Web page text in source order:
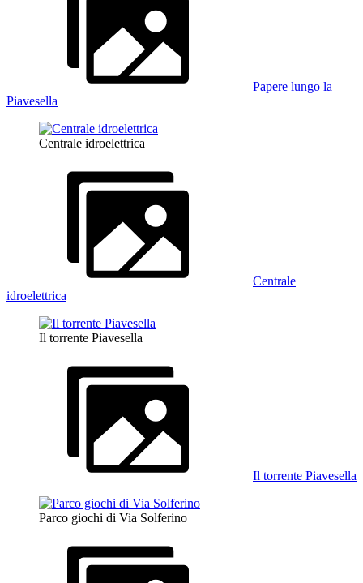
Papere lungo la
Piavesella
Centrale idroelettrica
Centrale
idroelettrica
Il torrente Piavesella
Il torrente Piavesella
Parco giochi di Via Solferino